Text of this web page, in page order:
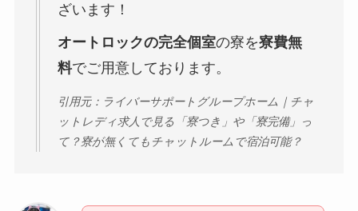
ざいます！
オートロックの完全個室の寮を寮費無
料でご用意しております。
引用元：ライバーサポートグループホーム｜チャ
ットレディ求人で見る「寮つき」や「寮完備」っ
て？寮が無くてもチャットルームで宿泊可能？